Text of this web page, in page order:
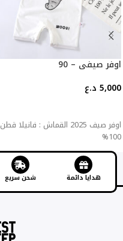
اوفر صيفي – 90
5,000 د.ع
اوفر صيف 2025 القماش : فانيلا قطن
100%
هدايا دائمة شحن سريع